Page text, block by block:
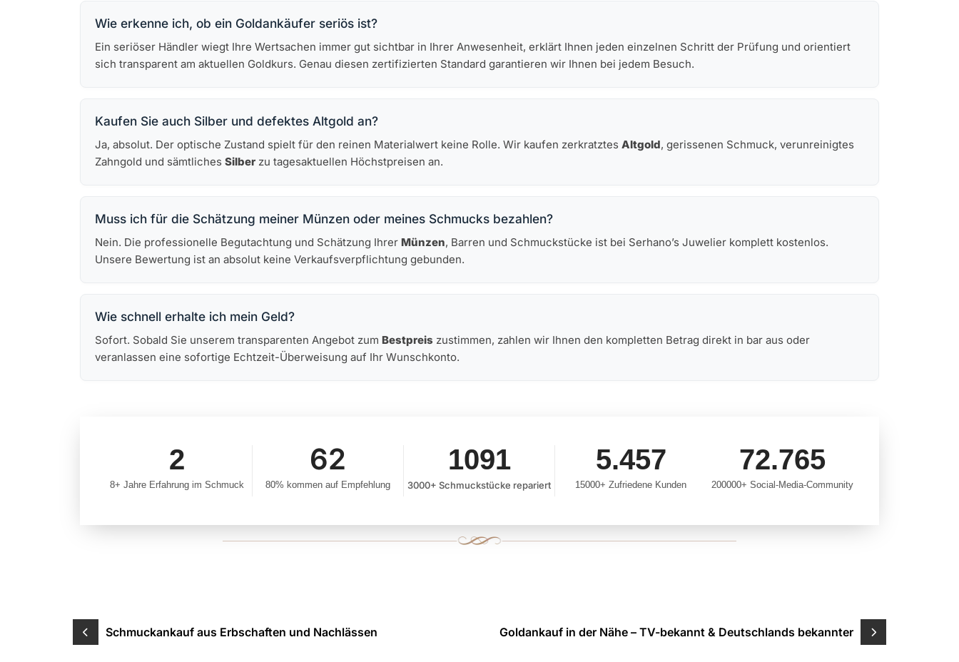
Wie erkenne ich, ob ein Goldankäufer seriös ist?
Ein seriöser Händler wiegt Ihre Wertsachen immer gut sichtbar in Ihrer Anwesenheit, erklärt Ihnen jeden einzelnen Schritt der Prüfung und orientiert
sich transparent am aktuellen Goldkurs. Genau diesen zertifizierten Standard garantieren wir Ihnen bei jedem Besuch.
Kaufen Sie auch Silber und defektes Altgold an?
Ja, absolut. Der optische Zustand spielt für den reinen Materialwert keine Rolle. Wir kaufen zerkratztes Altgold, gerissenen Schmuck, verunreinigtes
Zahngold und sämtliches Silber zu tagesaktuellen Höchstpreisen an.
Muss ich für die Schätzung meiner Münzen oder meines Schmucks bezahlen?
Nein. Die professionelle Begutachtung und Schätzung Ihrer Münzen, Barren und Schmuckstücke ist bei Serhano’s Juwelier komplett kostenlos.
Unsere Bewertung ist an absolut keine Verkaufsverpflichtung gebunden.
Wie schnell erhalte ich mein Geld?
Sofort. Sobald Sie unserem transparenten Angebot zum Bestpreis zustimmen, zahlen wir Ihnen den kompletten Betrag direkt in bar aus oder
veranlassen eine sofortige Echtzeit-Überweisung auf Ihr Wunschkonto.
8+ Jahre Erfahrung im Schmuck
4
80% kommen auf Empfehlung
79
3000+ Schmuckstücke repariert
1852
15000+ Zufriedene Kunden
9.260
200000+ Social-Media-Community
123.466
Schmuckankauf aus Erbschaften und Nachlässen Goldankauf in der Nähe – TV-bekannt & Deutschlands bekannter